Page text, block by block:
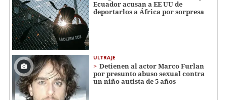
Ecuador acusan a EE UU de
deportarlos a África por sorpresa
ULTRAJE
Detienen al actor Marco Furlan
por presunto abuso sexual contra
un niño autista de 5 años